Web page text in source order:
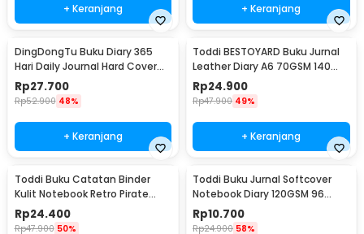
+ Keranjang + Keranjang
DingDongTu Buku Diary 365
Hari Daily Journal Hard Cover
128 Lembar - DDT-4083
Rp27.700
Rp52.900 48%
+ Keranjang
Toddi BESTOYARD Buku Jurnal
Leather Diary A6 70GSM 140
Halaman Blank - ZB-45
Rp24.900
Rp47.900 49%
+ Keranjang
Toddi Buku Catatan Binder
Kulit Notebook Retro Pirate
Compass - ZB-45
Rp24.400
Rp47.900 50%
Toddi Buku Jurnal Softcover
Notebook Diary 120GSM 96
Halaman Blank - BQ-14
Rp10.700
Rp24.900 58%